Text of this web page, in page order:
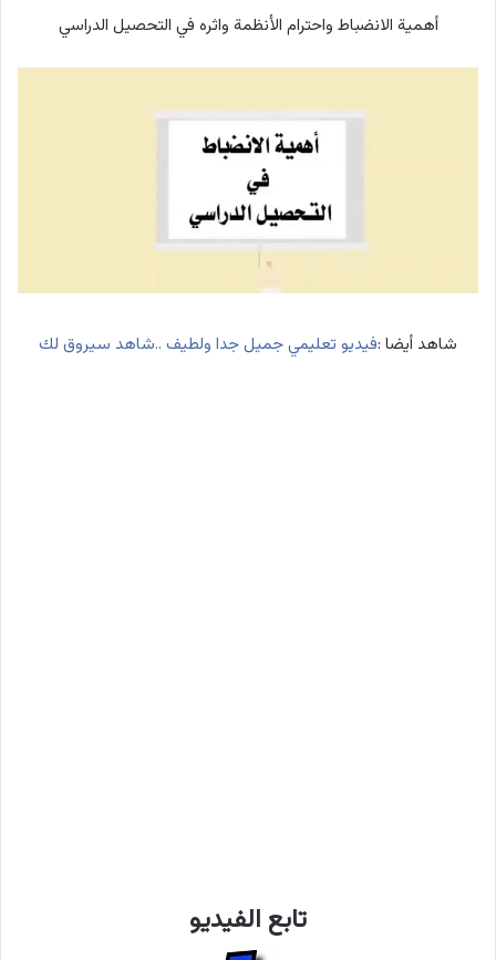
أهمية الانضباط واحترام الأنظمة واثره في التحصيل الدراسي
شاهد أيضا :فيديو تعليمي جميل جدا ولطيف ..شاهد سيروق لك
تابع الفيديو